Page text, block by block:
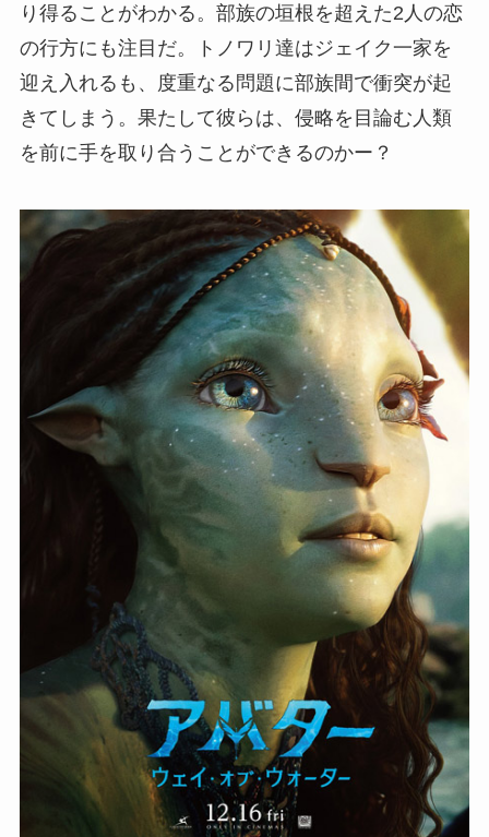
り得ることがわかる。部族の垣根を超えた2人の恋
の行方にも注目だ。トノワリ達はジェイク一家を
迎え入れるも、度重なる問題に部族間で衝突が起
きてしまう。果たして彼らは、侵略を目論む人類
を前に手を取り合うことができるのかー？